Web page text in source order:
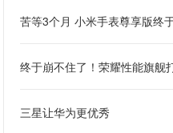
苦等3个月 小米手表尊享版终
终于崩不住了！荣耀性能旗舰
三星让华为更优秀